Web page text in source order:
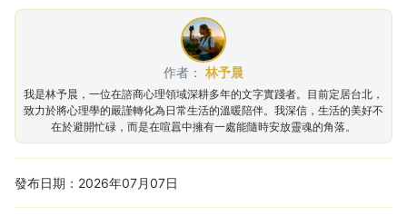
作者： 林予晨
我是林予晨，一位在諮商心理領域深耕多年的文字實踐者。目前定居台北，
致力於將心理學的嚴謹轉化為日常生活的溫暖陪伴。我深信，生活的美好不
在於避開忙碌，而是在喧囂中擁有一處能隨時安放靈魂的角落。
發布日期：2026年07月07日